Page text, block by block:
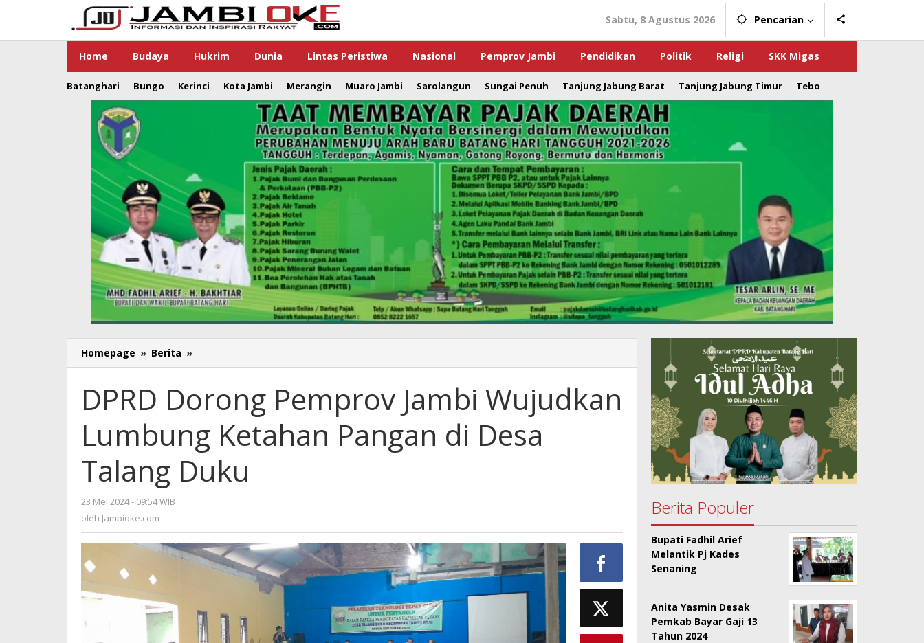
Sabtu, 8 Agustus 2026 Pencarian
Home Budaya Hukrim Dunia Lintas Peristiwa Nasional Pemprov Jambi Pendidikan Politik Religi SKK Migas
Batanghari Bungo Kerinci Kota Jambi Merangin Muaro Jambi Sarolangun Sungai Penuh Tanjung Jabung Barat Tanjung Jabung Timur Tebo
Homepage » Berita »
Dorong
Jambi
Wujudkan
Lumbung
Ketahan
Pangan
di
Desa
DPRD Dorong Pemprov Jambi Wujudkan
Lumbung Ketahan Pangan di Desa
Talang Duku
23 Mei 2024 - 09:54 WIB
oleh Jambioke.com Berita Populer
Bupati Fadhil Arief
Melantik Pj Kades
Senaning
Anita Yasmin Desak
Pemkab Bayar Gaji 13
Tahun 2024